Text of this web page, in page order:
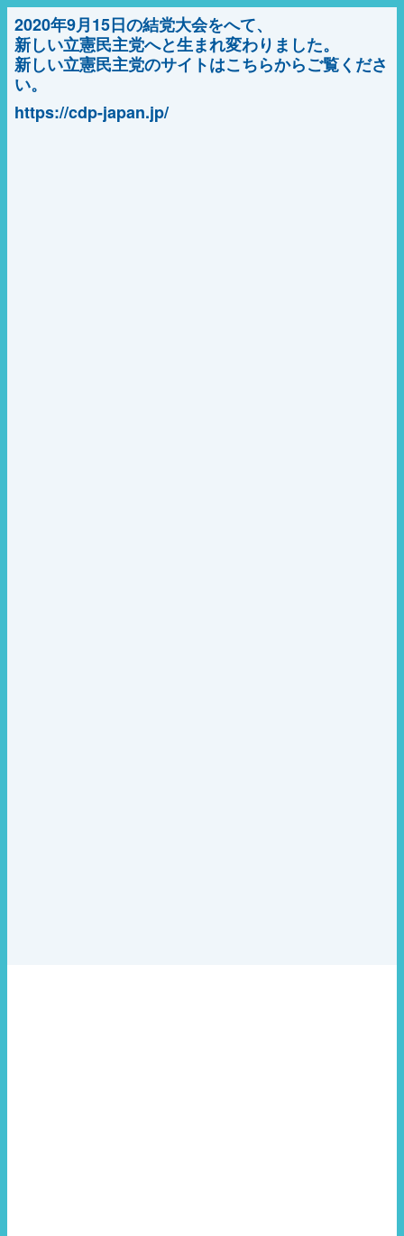
2020年9月15日の結党大会をへて、
新しい立憲民主党へと生まれ変わりました。
新しい立憲民主党のサイトはこちらからご覧くださ
い。
https://cdp-japan.jp/